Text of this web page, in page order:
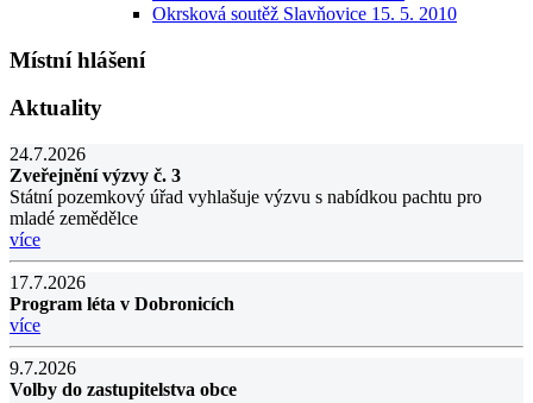
Okrsková soutěž Slavňovice 15. 5. 2010
Místní hlášení
Aktuality
24.7.2026
Zveřejnění výzvy č. 3
Státní pozemkový úřad vyhlašuje výzvu s nabídkou pachtu pro
mladé zemědělce
více
17.7.2026
Program léta v Dobronicích
více
9.7.2026
Volby do zastupitelstva obce